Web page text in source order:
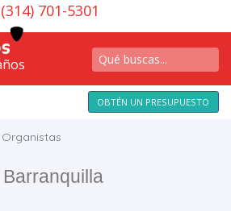
(314) 701-5301
OBTÉN UN PRESUPUESTO
Organistas